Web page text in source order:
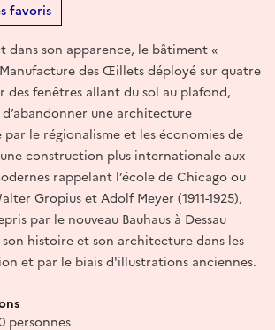
favoris
dans son apparence, le bâtiment «
des Œillets déployé sur quatre
des fenêtres allant du sol au plafond,
une architecture
le régionalisme et les économies de
construction plus internationale aux
rappelant l’école de Chicago ou
Gropius et Adolf Meyer (1911-1925),
par le nouveau Bauhaus à Dessau
son histoire et son architecture dans les
et par le biais d'illustrations anciennes.
personnes